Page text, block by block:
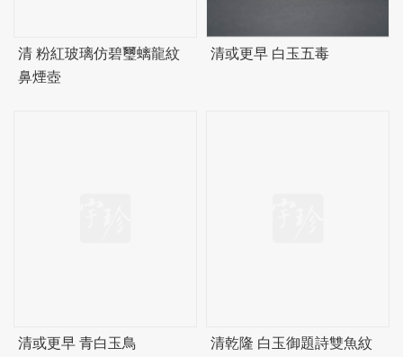
清 粉紅玻璃仿碧璽螭龍紋
鼻煙壺
清或更早 白玉五毒
清或更早 青白玉鳥
清乾隆 白玉御題詩雙魚紋